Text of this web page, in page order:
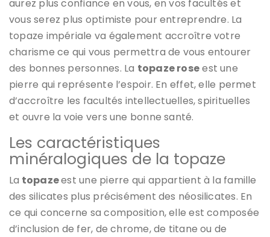
aurez plus confiance en vous, en vos facultés et
vous serez plus optimiste pour entreprendre. La
topaze impériale va également accroître votre
charisme ce qui vous permettra de vous entourer
des bonnes personnes. La topaze roseest une
pierre qui représente l’espoir. En effet, elle permet
d’accroître les facultés intellectuelles, spirituelles
et ouvre la voie vers une bonne santé.
Les caractéristiques
minéralogiques de la topaze
La topazeest une pierre qui appartient à la famille
des silicates plus précisément des néosilicates. En
ce qui concerne sa composition, elle est composée
d’inclusion de fer, de chrome, de titane ou de